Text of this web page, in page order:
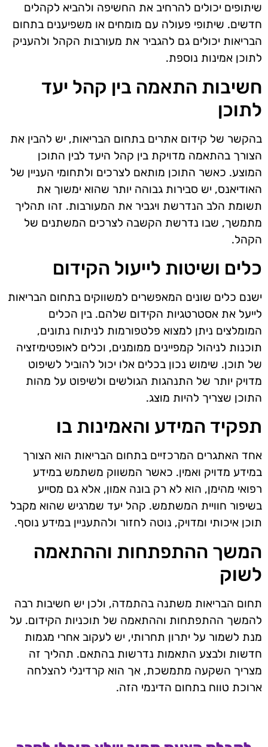
שיתופים יכולים להרחיב את החשיפה ולהביא לקהלים
חדשים. שיתופי פעולה עם מומחים או משפיענים בתחום
הבריאות יכולים גם להגביר את מעורבות הקהל ולהעניק
לתוכן אמינות נוספת.
חשיבות התאמה בין קהל יעד
לתוכן
בהקשר של קידום אתרים בתחום הבריאות, יש להבין את
הצורך בהתאמה מדויקת בין קהל היעד לבין התוכן
המוצע. כאשר התוכן מותאם לצרכים ולתחומי העניין של
האודיאנס, יש סבירות גבוהה יותר שהוא ימשוך את
תשומת הלב הנדרשת ויגביר את המעורבות. זהו תהליך
מתמשך, שבו נדרשת הקשבה לצרכים המשתנים של
הקהל.
כלים ושיטות לייעול הקידום
ישנם כלים שונים המאפשרים למשווקים בתחום הבריאות
לייעל את אסטרטגיות הקידום שלהם. בין הכלים
המומלצים ניתן למצוא פלטפורמות לניתוח נתונים,
תוכנות לניהול קמפיינים ממומנים, וכלים לאופטימיזציה
של תוכן. שימוש נכון בכלים אלו יכול להוביל לשיפוט
מדויק יותר של התנהגות הגולשים ולשיפוט על מהות
התוכן שצריך להיות מוצג.
תפקיד המידע והאמינות בו
אחד האתגרים המרכזיים בתחום הבריאות הוא הצורך
במידע מדויק ואמין. כאשר המשווק משתמש במידע
רפואי מהימן, הוא לא רק בונה אמון, אלא גם מסייע
בשיפור חוויית המשתמש. קהל יעד שמרגיש שהוא מקבל
תוכן איכותי ומדויק, נוטה לחזור ולהתעניין במידע נוסף.
המשך ההתפתחות וההתאמה
לשוק
תחום הבריאות משתנה בהתמדה, ולכן יש חשיבות רבה
להמשך ההתפתחות וההתאמה של תוכניות הקידום. על
מנת לשמור על יתרון תחרותי, יש לעקוב אחרי מגמות
חדשות ולבצע התאמות נדרשות בהתאם. תהליך זה
מצריך השקעה מתמשכת, אך הוא קרדינלי להצלחה
ארוכת טווח בתחום הדינמי הזה.